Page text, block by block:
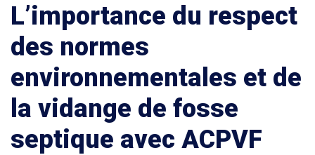
L’importance du respect
des normes
environnementales et de
la vidange de fosse
septique avec ACPVF